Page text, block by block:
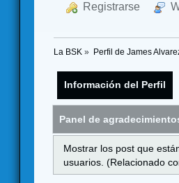
Registrarse
La BSK » Perfil de James
Información del Perfil
Panel de
Mostrar los post que
usuarios. (Relacionado